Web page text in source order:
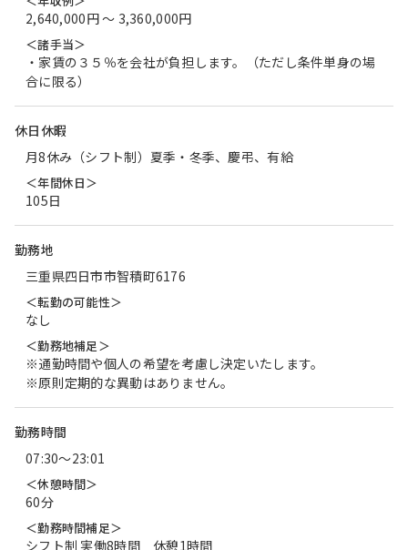
2,640,000円 〜 3,360,000円
＜諸手当＞
・家賃の３５％を会社が負担します。（ただし条件単身の場
合に限る）
休日休暇
月8休み（シフト制）夏季・冬季、慶弔、有給
＜年間休日＞
105日
勤務地
三重県四日市市智積町6176
＜転勤の可能性＞
なし
＜勤務地補足＞
※通勤時間や個人の希望を考慮し決定いたします。
※原則定期的な異動はありません。
勤務時間
07:30〜23:01
＜休憩時間＞
60分
＜勤務時間補足＞
シフト制 実働8時間 休憩1時間